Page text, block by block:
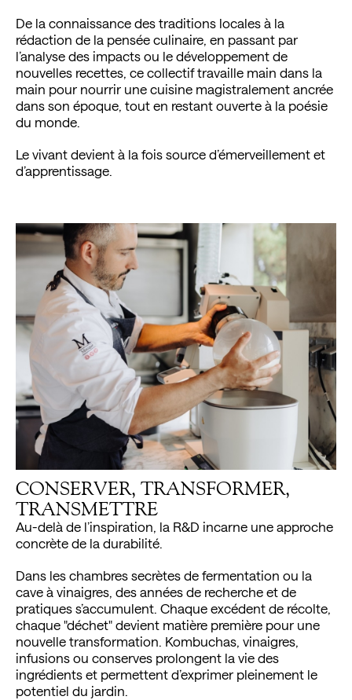
De la connaissance des traditions locales à la
rédaction de la pensée culinaire, en passant par
l’analyse des impacts ou le développement de
nouvelles recettes, ce collectif travaille main dans la
main pour nourrir une cuisine magistralement ancrée
dans son époque, tout en restant ouverte à la poésie
du monde.
Le vivant devient à la fois source d’émerveillement et
d’apprentissage.
CONSERVER, TRANSFORMER,
TRANSMETTRE
Au-delà de l’inspiration, la R&D incarne une approche
concrète de la durabilité.
Dans les chambres secrètes de fermentation ou la
cave à vinaigres, des années de recherche et de
pratiques s’accumulent. Chaque excédent de récolte,
chaque "déchet" devient matière première pour une
nouvelle transformation. Kombuchas, vinaigres,
infusions ou conserves prolongent la vie des
ingrédients et permettent d’exprimer pleinement le
potentiel du jardin.
By subscribing, I agree to receive news, information,
and invitations from Mirazur restaurant and the
Mauro Colagreco Group.